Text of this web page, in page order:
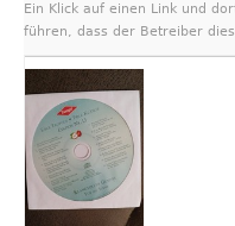
Ein Klick auf einen Link und
führen, dass der Betreiber